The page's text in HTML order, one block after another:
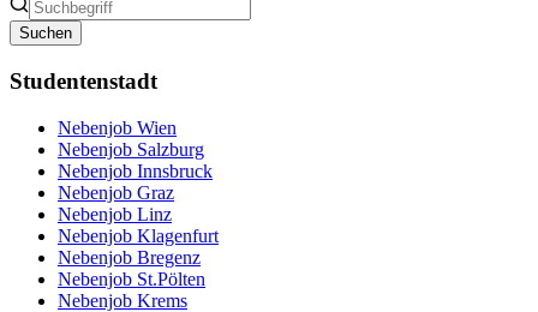
Suchen
Studentenstadt
Nebenjob Wien
Nebenjob Salzburg
Nebenjob Innsbruck
Nebenjob Graz
Nebenjob Linz
Nebenjob Klagenfurt
Nebenjob Bregenz
Nebenjob St.Pölten
Nebenjob Krems